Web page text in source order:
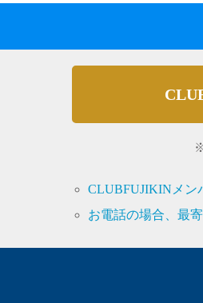
CLUBFUJIKINメン
お電話の場合、最